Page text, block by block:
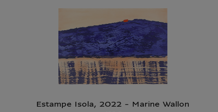
Estampe Isola, 2022 - Marine Wallon